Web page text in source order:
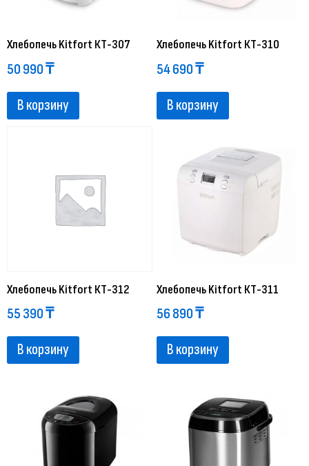
Хлебопечь Kitfort КТ-307
50 990₸
В корзину
Хлебопечь Kitfort КТ-310
54 690₸
В корзину
Хлебопечь Kitfort КТ-312
55 390₸
В корзину
Хлебопечь Kitfort КТ-311
56 890₸
В корзину